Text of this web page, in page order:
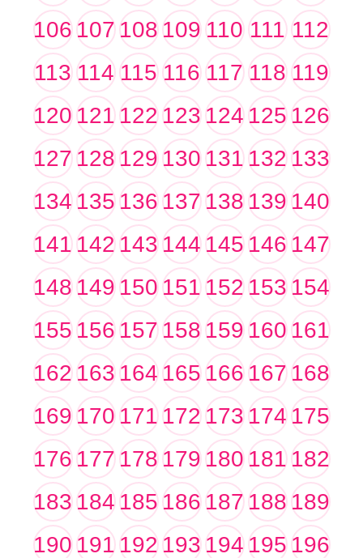
106107108109110 111 112
113 114 115 116 117 118 119
120121122123124125126
127128129130131132133
134135136137138139140
141142143144145146147
148149150151152153154
155156157158159160161
162163164165166167168
169170171172173174175
176177178179180181182
183184185186187188189
190191192193194195196